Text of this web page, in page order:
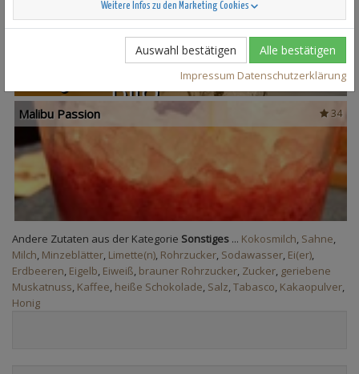
34
Malibu Passion
Andere Zutaten aus der Kategorie Sonstiges ... Kokosmilch, Sahne,
Milch, Minzeblätter, Limette(n), Rohrzucker, Sodawasser, Ei(er),
Erdbeeren, Eigelb, Eiweiß, brauner Rohrzucker, Zucker, geriebene
Muskatnuss, Kaffee, heiße Schokolade, Salz,Tabasco, Kakaopulver,
Honig
Weitere Infos zu den Marketing Cookies
Auswahl bestätigen Alle bestätigen
Impressum Datenschutzerklärung